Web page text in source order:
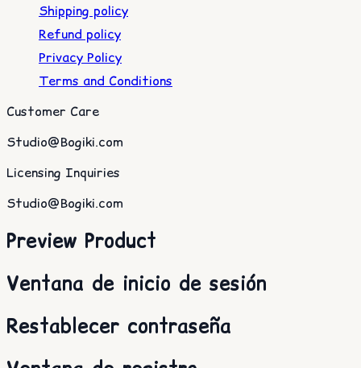
Shipping policy
Refund policy
Privacy Policy
Terms and Conditions
Customer Care
Studio@Bogiki.com
Licensing Inquiries
Studio@Bogiki.com
Preview Product
Ventana de inicio de sesión
Restablecer contraseña